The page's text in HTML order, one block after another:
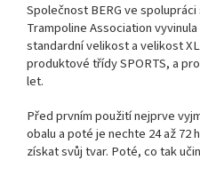
Společnost BERG ve
Trampoline Association
standardní velikost a velikost
produktové třídy SPORTS, a
let.
Před prvním použití nejprve
obalu a poté je nechte 24 až 72
získat svůj tvar. Poté, co tak